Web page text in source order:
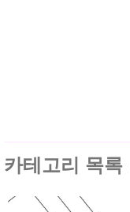
카테고리 목록